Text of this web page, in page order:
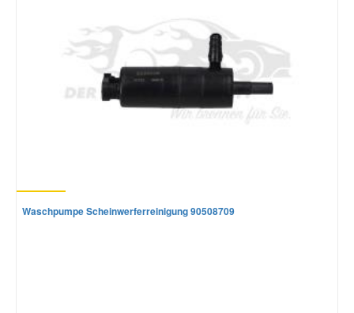
Waschpumpe Scheinwerferreinigung 90508709